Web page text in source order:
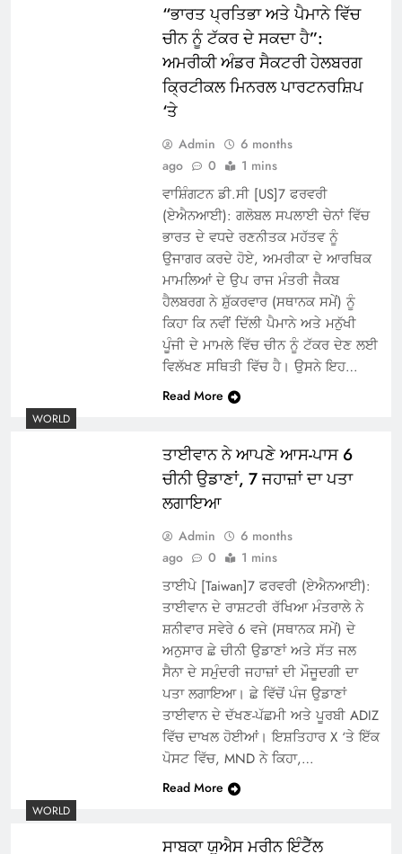
“ਭਾਰਤ ਪ੍ਰਤਿਭਾ ਅਤੇ ਪੈਮਾਨੇ ਵਿੱਚ
ਚੀਨ ਨੂੰ ਟੱਕਰ ਦੇ ਸਕਦਾ ਹੈ”:
ਅਮਰੀਕੀ ਅੰਡਰ ਸੈਕਟਰੀ ਹੇਲਬਰਗ
ਕ੍ਰਿਟੀਕਲ ਮਿਨਰਲ ਪਾਰਟਨਰਸ਼ਿਪ
‘ਤੇ
Admin
6 months
ago
0 1 mins
ਵਾਸ਼ਿੰਗਟਨ ਡੀ.ਸੀ [US]7 ਫਰਵਰੀ
(ਏਐਨਆਈ): ਗਲੋਬਲ ਸਪਲਾਈ ਚੇਨਾਂ ਵਿੱਚ
ਭਾਰਤ ਦੇ ਵਧਦੇ ਰਣਨੀਤਕ ਮਹੱਤਵ ਨੂੰ
ਉਜਾਗਰ ਕਰਦੇ ਹੋਏ, ਅਮਰੀਕਾ ਦੇ ਆਰਥਿਕ
ਮਾਮਲਿਆਂ ਦੇ ਉਪ ਰਾਜ ਮੰਤਰੀ ਜੈਕਬ
ਹੈਲਬਰਗ ਨੇ ਸ਼ੁੱਕਰਵਾਰ (ਸਥਾਨਕ ਸਮੇਂ) ਨੂੰ
ਕਿਹਾ ਕਿ ਨਵੀਂ ਦਿੱਲੀ ਪੈਮਾਨੇ ਅਤੇ ਮਨੁੱਖੀ
ਪੂੰਜੀ ਦੇ ਮਾਮਲੇ ਵਿੱਚ ਚੀਨ ਨੂੰ ਟੱਕਰ ਦੇਣ ਲਈ
ਵਿਲੱਖਣ ਸਥਿਤੀ ਵਿੱਚ ਹੈ। ਉਸਨੇ ਇਹ…
Read More
WORLD
ਤਾਈਵਾਨ ਨੇ ਆਪਣੇ ਆਸ-ਪਾਸ 6
ਚੀਨੀ ਉਡਾਣਾਂ, 7 ਜਹਾਜ਼ਾਂ ਦਾ ਪਤਾ
ਲਗਾਇਆ
Admin
6 months
ago
0 1 mins
ਤਾਈਪੇ [Taiwan]7 ਫਰਵਰੀ (ਏਐਨਆਈ):
ਤਾਈਵਾਨ ਦੇ ਰਾਸ਼ਟਰੀ ਰੱਖਿਆ ਮੰਤਰਾਲੇ ਨੇ
ਸ਼ਨੀਵਾਰ ਸਵੇਰੇ 6 ਵਜੇ (ਸਥਾਨਕ ਸਮੇਂ) ਦੇ
ਅਨੁਸਾਰ ਛੇ ਚੀਨੀ ਉਡਾਣਾਂ ਅਤੇ ਸੱਤ ਜਲ
ਸੈਨਾ ਦੇ ਸਮੁੰਦਰੀ ਜਹਾਜ਼ਾਂ ਦੀ ਮੌਜੂਦਗੀ ਦਾ
ਪਤਾ ਲਗਾਇਆ। ਛੇ ਵਿੱਚੋਂ ਪੰਜ ਉਡਾਣਾਂ
ਤਾਈਵਾਨ ਦੇ ਦੱਖਣ-ਪੱਛਮੀ ਅਤੇ ਪੂਰਬੀ ADIZ
ਵਿੱਚ ਦਾਖਲ ਹੋਈਆਂ। ਇਸ਼ਤਿਹਾਰ X ‘ਤੇ ਇੱਕ
ਪੋਸਟ ਵਿੱਚ, MND ਨੇ ਕਿਹਾ,…
Read More
WORLD
ਸਾਬਕਾ ਯੂਐਸ ਮਰੀਨ ਇੰਟੈੱਲ